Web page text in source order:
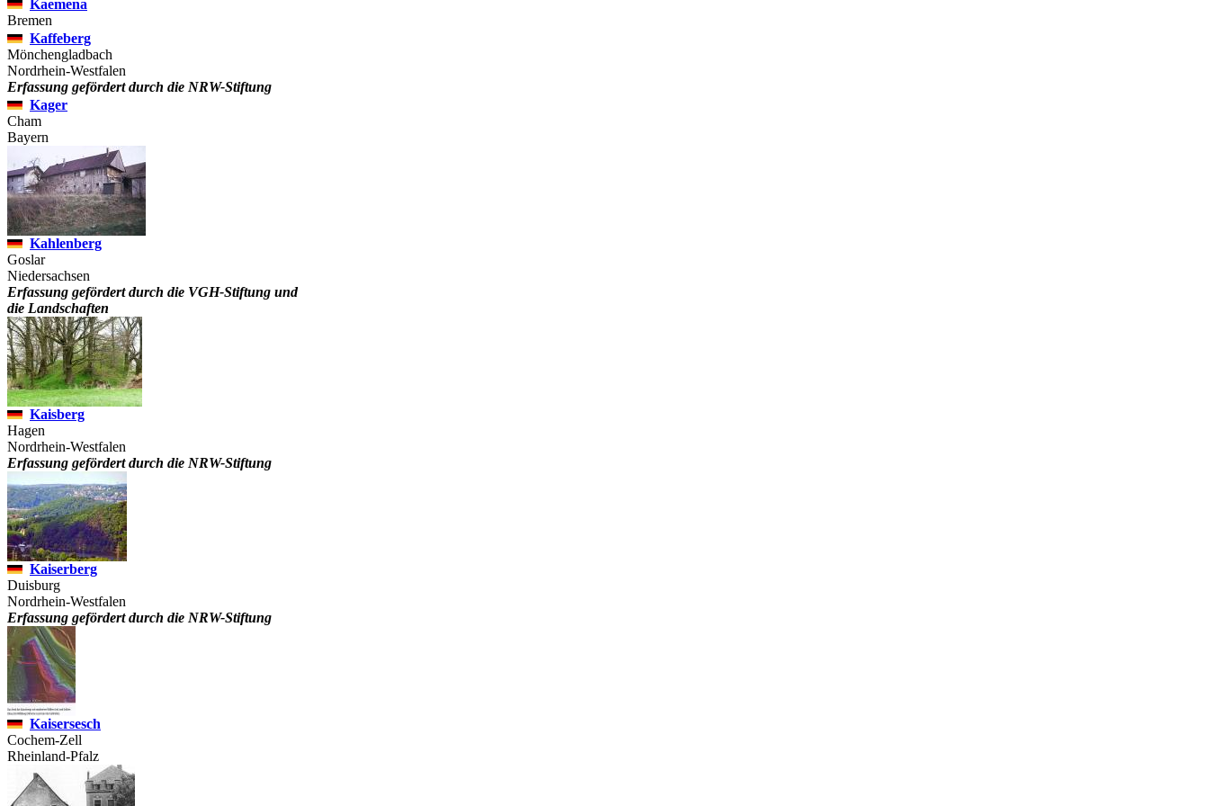
Kaemena
Bremen
Kaffeberg
Mönchengladbach
Nordrhein-Westfalen
Erfassung gefördert durch die NRW-Stiftung
Kager
Cham
Bayern
Kahlenberg
Goslar
Niedersachsen
Erfassung gefördert durch die VGH-Stiftung und
die Landschaften
Kaisberg
Hagen
Nordrhein-Westfalen
Erfassung gefördert durch die NRW-Stiftung
Kaiserberg
Duisburg
Nordrhein-Westfalen
Erfassung gefördert durch die NRW-Stiftung
Kaisersesch
Cochem-Zell
Rheinland-Pfalz